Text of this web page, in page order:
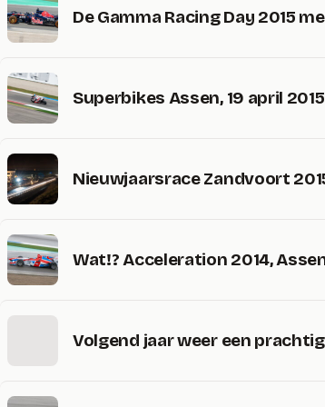
De Gamma Racing Day 2015
Superbikes Assen, 19 april 2015
Nieuwjaarsrace Zandvoort
Wat!? Acceleration 2014,
Volgend jaar weer een